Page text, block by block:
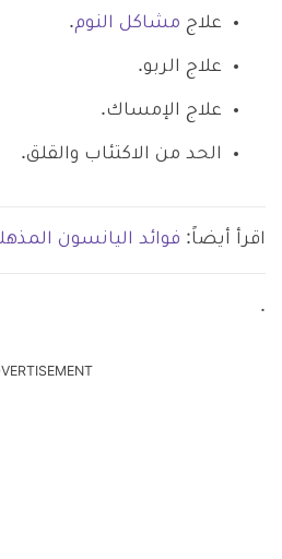
علاج مشاكل النوم.
علاج الربو.
علاج الإمساك.
الحد من الاكتئاب والقلق.
اقرأ أيضاً: فوائد اليانسون
.